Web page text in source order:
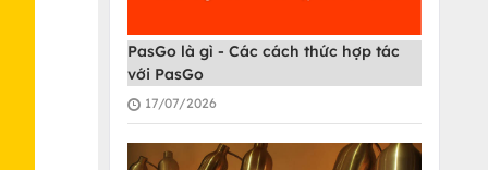
PasGo là gì - Các cách thức hợp tác
với PasGo
17/07/2026